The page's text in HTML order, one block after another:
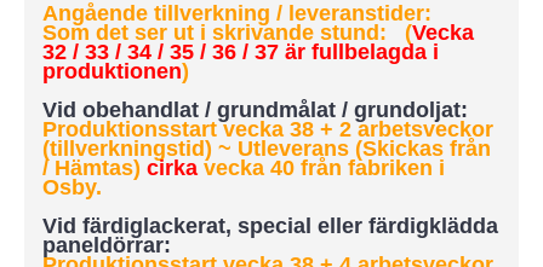
Angående tillverkning / leveranstider:
Som det ser ut i skrivande stund: (Vecka
32 / 33 / 34 / 35 / 36 / 37 är fullbelagda i
produktionen)
Vid obehandlat / grundmålat / grundoljat:
Produktionsstart vecka 38 + 2 arbetsveckor
(tillverkningstid) ~ Utleverans (Skickas från
/ Hämtas) cirka vecka 40 från fabriken i
Osby.
Vid färdiglackerat, special eller färdigklädda
paneldörrar: